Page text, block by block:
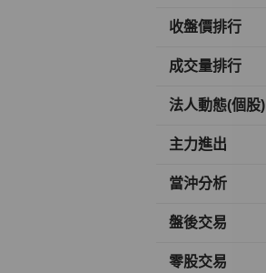
收盤價排行
成交量排行
法人動態(個股)
主力進出
當沖分析
盤後交易
零股交易